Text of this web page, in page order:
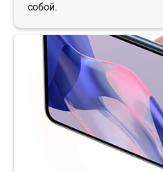
собой.